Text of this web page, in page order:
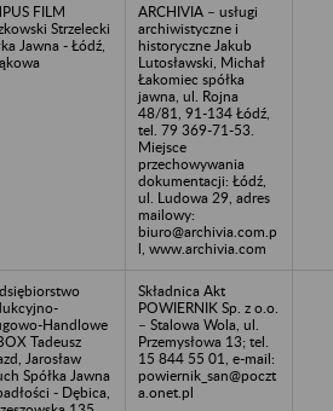
FILM
Strzelecki
Jawna - Łódź,
ARCHIVIA – usługi
archiwistyczne i
historyczne Jakub
Lutosławski, Michał
Łakomiec spółka
jawna, ul. Rojna
48/81, 91-134 Łódź,
tel. 79 369-71-53.
Miejsce
przechowywania
dokumentacji: Łódź,
ul. Ludowa 29, adres
mailowy:
biuro@archivia.com.p
l, www.archivia.com
Handlowe
Tadeusz
Jarosław
Spółka Jawna
- Dębica,
Składnica Akt
POWIERNIK Sp. z o.o.
– Stalowa Wola, ul.
Przemysłowa 13; tel.
15 844 55 01, e-mail:
powiernik_san@poczt
a.onet.pl